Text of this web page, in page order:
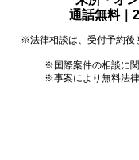
通話無料｜
※法律相談は、受付予約後
※国際案件の相談に
※事案により無料法